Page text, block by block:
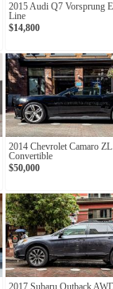
2015 Audi Q7 Vorsprung
Line
$14,800
2014 Chevrolet Camaro
Convertible
$50,000
2017 Subaru Outback